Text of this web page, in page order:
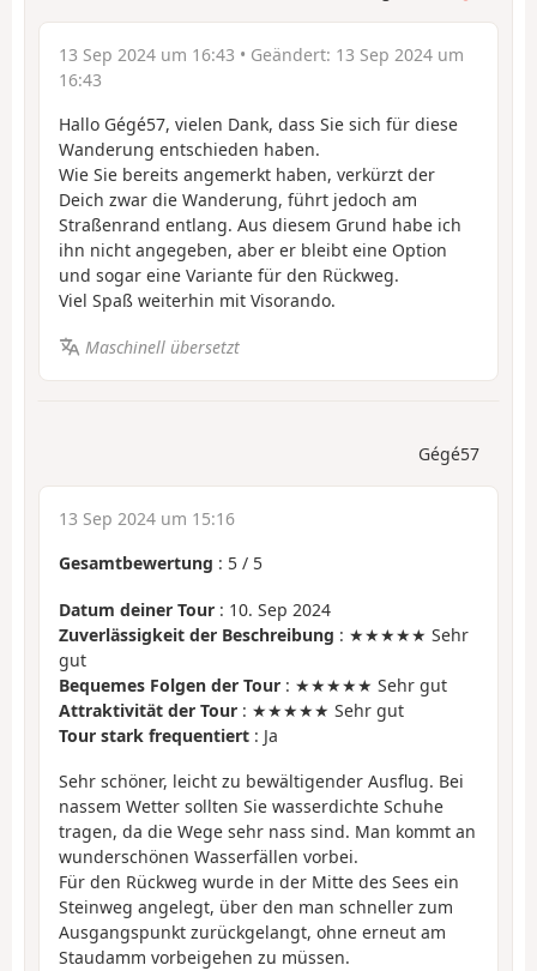
13 Sep 2024 um 16:43 • Geändert: 13 Sep 2024 um
16:43
Hallo Gégé57, vielen Dank, dass Sie sich für diese
Wanderung entschieden haben.
Wie Sie bereits angemerkt haben, verkürzt der
Deich zwar die Wanderung, führt jedoch am
Straßenrand entlang. Aus diesem Grund habe ich
ihn nicht angegeben, aber er bleibt eine Option
und sogar eine Variante für den Rückweg.
Viel Spaß weiterhin mit Visorando.
Maschinell übersetzt
Gégé57
13 Sep 2024 um 15:16
Gesamtbewertung : 5 / 5
Datum deiner Tour : 10. Sep 2024
Zuverlässigkeit der Beschreibung : ★★★★★ Sehr
gut
Bequemes Folgen der Tour : ★★★★★ Sehr gut
Attraktivität der Tour : ★★★★★ Sehr gut
Tour stark frequentiert : Ja
Sehr schöner, leicht zu bewältigender Ausflug. Bei
nassem Wetter sollten Sie wasserdichte Schuhe
tragen, da die Wege sehr nass sind. Man kommt an
wunderschönen Wasserfällen vorbei.
Für den Rückweg wurde in der Mitte des Sees ein
Steinweg angelegt, über den man schneller zum
Ausgangspunkt zurückgelangt, ohne erneut am
Staudamm vorbeigehen zu müssen.